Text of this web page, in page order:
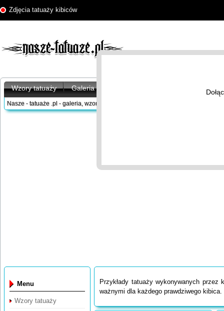
Zdjęcia tatuaży kibiców
Wzory tatuaży Galeria tatuaży Znaczenie
Nasze - tatuaże .pl - galeria, wzory tatuaży
Przykłady tatuaży wykonywanych
ważnymi dla każdego prawdziwego kibica.
Menu
Wzory tatuaży